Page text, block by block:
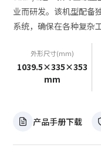
业而研发。该机型配备
系统，确保在各种复杂
外形尺寸(mm)
1039.5×335×353
mm
产品手册下载